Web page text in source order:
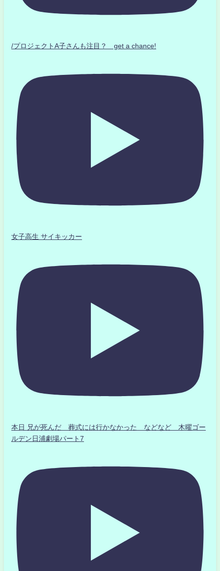
/プロジェクトA子さんも注目？ get a chance!
女子高生 サイキッカー
本日 兄が死んだ 葬式には行かなかった などなど 木曜ゴー
ルデン日浦劇場パート7